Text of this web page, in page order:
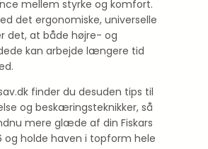
mellem styrke og komfort.
det ergonomiske, universelle
det, at både højre- og
kan arbejde længere tid
finder du desuden tips til
og beskæringsteknikker, så
mere glæde af din Fiskars
og holde haven i topform hele